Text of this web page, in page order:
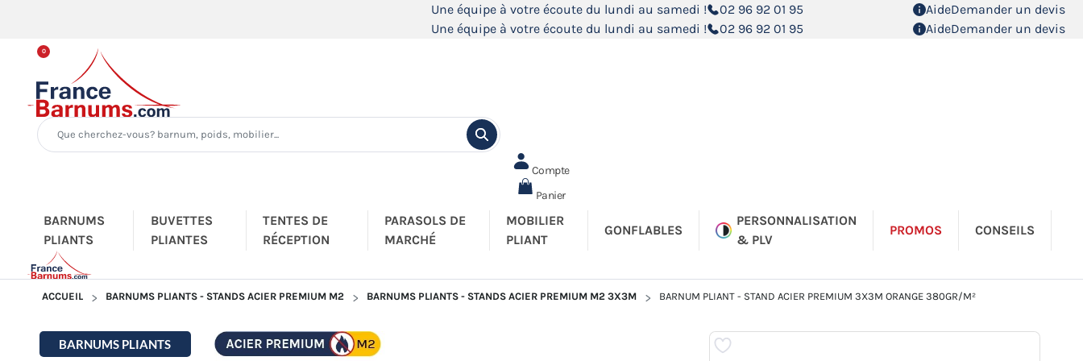
Une équipe à votre écoute du lundi au samedi ! 02 96 92 01 95 AideDemander un devis
Une équipe à votre écoute du lundi au samedi !
02 96 92 01 95 AideDemander un devis
Compte
0
Panier
BARNUMS
PLIANTS
BUVETTES
PLIANTES
TENTES DE
RÉCEPTION
PARASOLS DE
MARCHÉ
MOBILIER
PLIANT
GONFLABLES
PERSONNALISATION
& PLV
PROMOS CONSEILS
ACCUEIL BARNUMS PLIANTS - STANDS ACIER PREMIUM M2 BARNUMS PLIANTS - STANDS ACIER PREMIUM M2 3X3M BARNUM PLIANT - STAND ACIER PREMIUM 3X3M ORANGE 380GR/M²
BARNUMS PLIANTS